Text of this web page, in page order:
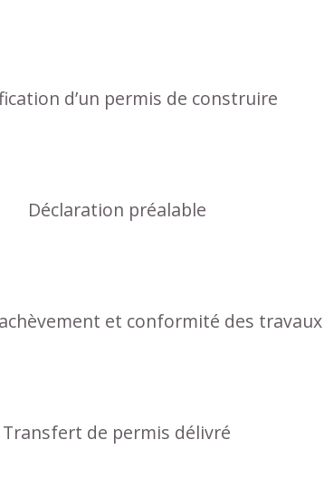
d’un permis de construire
Déclaration préalable
et conformité des travaux
Transfert de permis délivré